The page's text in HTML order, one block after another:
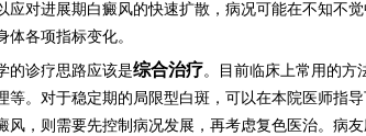
应对进展期白癜风的快速扩散，病况可能在不知不
体各项指标变化。
的诊疗思路应该是综合治疗。目前临床上常用的方
等。对于稳定期的局限型白斑，可以在本院医师指
风，则需要先控制病况发展，再考虑复色医治。病